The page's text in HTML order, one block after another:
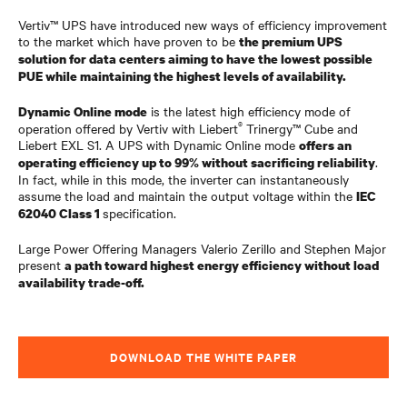
Vertiv™ UPS have introduced new ways of efficiency improvement
to the market which have proven to be the premium UPS
solution for data centers aiming to have the lowest possible
PUE while maintaining the highest levels of availability.
Dynamic Online mode is the latest high efficiency mode of
operation offered by Vertiv with Liebert® Trinergy™ Cube and
Liebert EXL S1. A UPS with Dynamic Online mode offers an
operating efficiency up to 99% without sacrificing reliability.
In fact, while in this mode, the inverter can instantaneously
assume the load and maintain the output voltage within the IEC
62040 Class 1 specification.
Large Power Offering Managers Valerio Zerillo and Stephen Major
present a path toward highest energy efficiency without load
availability trade-off.
DOWNLOAD THE WHITE PAPER